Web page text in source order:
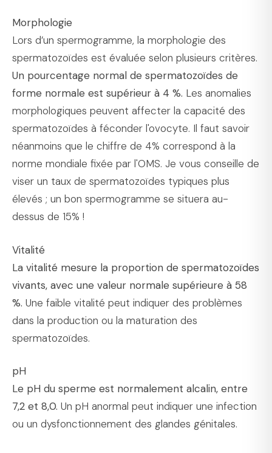
Morphologie
Lors d’un spermogramme, la morphologie des
spermatozoïdes est évaluée selon plusieurs critères.
Un pourcentage normal de spermatozoïdes de
forme normale est supérieur à 4 %. Les anomalies
morphologiques peuvent affecter la capacité des
spermatozoïdes à féconder l'ovocyte. Il faut savoir
néanmoins que le chiffre de 4% correspond à la
norme mondiale fixée par l'OMS. Je vous conseille de
viser un taux de spermatozoïdes typiques plus
élevés ; un bon spermogramme se situera au-
dessus de 15% !
Vitalité
La vitalité mesure la proportion de spermatozoïdes
vivants, avec une valeur normale supérieure à 58
%. Une faible vitalité peut indiquer des problèmes
dans la production ou la maturation des
spermatozoïdes.
pH
Le pH du sperme est normalement alcalin, entre
7,2 et 8,0. Un pH anormal peut indiquer une infection
ou un dysfonctionnement des glandes génitales.